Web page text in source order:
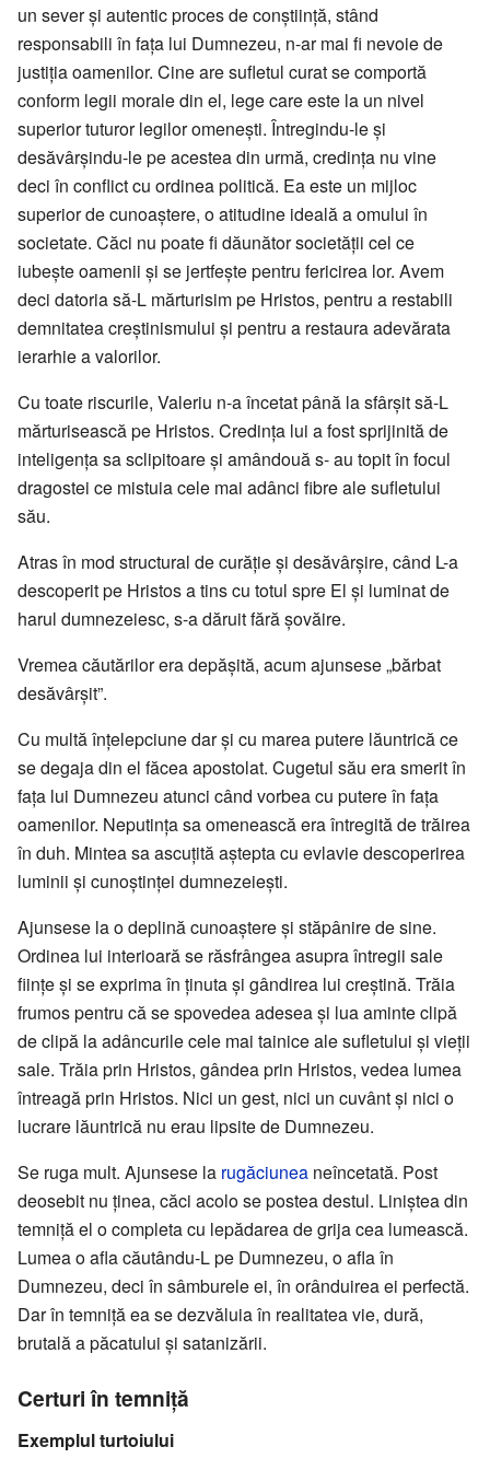
un sever și autentic proces de conștiință, stând
responsabili în fața lui Dumnezeu, n-ar mai fi nevoie de
justiția oamenilor. Cine are sufletul curat se comportă
conform legii morale din el, lege care este la un nivel
superior tuturor legilor omenești. Întregindu-le și
desăvârșindu-le pe acestea din urmă, credința nu vine
deci în conflict cu ordinea politică. Ea este un mijloc
superior de cunoaștere, o atitudine ideală a omului în
societate. Căci nu poate fi dăunător societății cel ce
iubește oamenii și se jertfește pentru fericirea lor. Avem
deci datoria să-L mărturisim pe Hristos, pentru a restabili
demnitatea creștinismului și pentru a restaura adevărata
ierarhie a valorilor.
Cu toate riscurile, Valeriu n-a încetat până la sfârșit să-L
mărturisească pe Hristos. Credința lui a fost sprijinită de
inteligența sa sclipitoare și amândouă s- au topit în focul
dragostei ce mistuia cele mai adânci fibre ale sufletului
său.
Atras în mod structural de curăție și desăvârșire, când L-a
descoperit pe Hristos a tins cu totul spre El și luminat de
harul dumnezeiesc, s-a dăruit fără șovăire.
Vremea căutărilor era depășită, acum ajunsese „bărbat
desăvârșit”.
Cu multă înțelepciune dar și cu marea putere lăuntrică ce
se degaja din el făcea apostolat. Cugetul său era smerit în
fața lui Dumnezeu atunci când vorbea cu putere în fața
oamenilor. Neputința sa omenească era întregită de trăirea
în duh. Mintea sa ascuțită aștepta cu evlavie descoperirea
luminii și cunoștinței dumnezeiești.
Ajunsese la o deplină cunoaștere și stăpânire de sine.
Ordinea lui interioară se răsfrângea asupra întregii sale
ființe și se exprima în ținuta și gândirea lui creștină. Trăia
frumos pentru că se spovedea adesea și lua aminte clipă
de clipă la adâncurile cele mai tainice ale sufletului și vieții
sale. Trăia prin Hristos, gândea prin Hristos, vedea lumea
întreagă prin Hristos. Nici un gest, nici un cuvânt și nici o
lucrare lăuntrică nu erau lipsite de Dumnezeu.
Se ruga mult. Ajunsese la rugăciunea neîncetată. Post
deosebit nu ținea, căci acolo se postea destul. Liniștea din
temniță el o completa cu lepădarea de grija cea lumească.
Lumea o afla căutându-L pe Dumnezeu, o afla în
Dumnezeu, deci în sâmburele ei, în orânduirea ei perfectă.
Dar în temniță ea se dezvăluia în realitatea vie, dură,
brutală a păcatului și satanizării.
Certuri în temniță
Exemplul turtoiului